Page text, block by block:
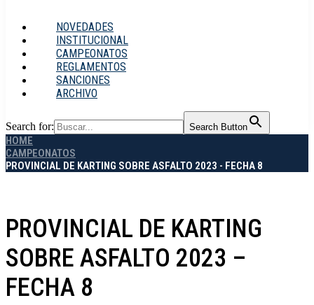
NOVEDADES
INSTITUCIONAL
CAMPEONATOS
REGLAMENTOS
SANCIONES
ARCHIVO
Search for: Search Button
HOME
CAMPEONATOS
PROVINCIAL DE KARTING SOBRE ASFALTO 2023 - FECHA 8
PROVINCIAL DE KARTING
SOBRE ASFALTO 2023 –
FECHA 8